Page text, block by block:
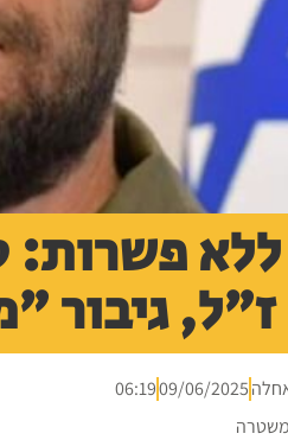
ללא פשרות:
ז"ל, גיבור
09/06/2025
06:19